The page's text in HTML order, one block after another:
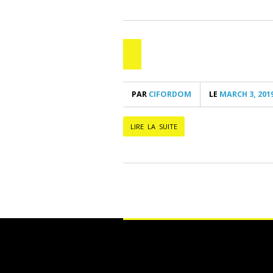
PAR CIFORDOM LE MARCH 3,
LIRE LA SUITE